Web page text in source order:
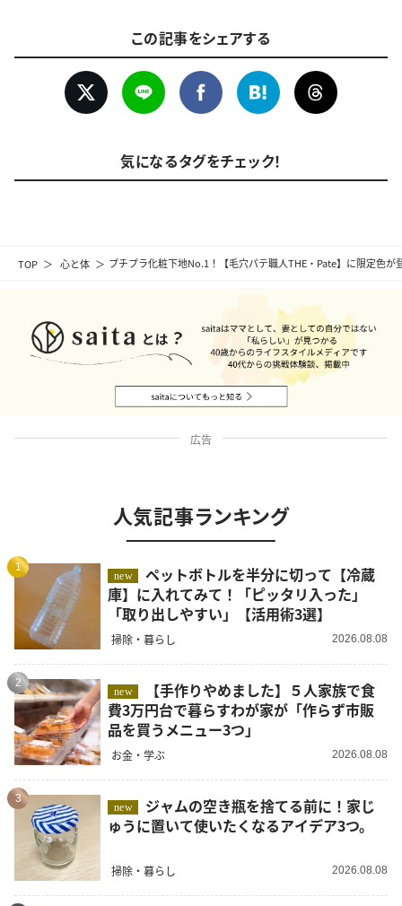
TOP 心と体 プチプラ化粧下地No.1！【毛穴パテ職人THE・Pate】に限定色
この記事をシェアする
気になるタグをチェック！
広告
人気記事ランキング
1
new
ペットボトルを半分に切って【冷蔵
庫】に入れてみて！「ピッタリ入った」
「取り出しやすい」【活用術3選】
掃除・暮らし 2026.08.08
2
new
費3万円台で暮らすわが家が「作らず市販
品を買うメニュー3つ」
お金・学ぶ 2026.08.08
3
new
ゅうに置いて使いたくなるアイデア3つ。
掃除・暮らし 2026.08.08